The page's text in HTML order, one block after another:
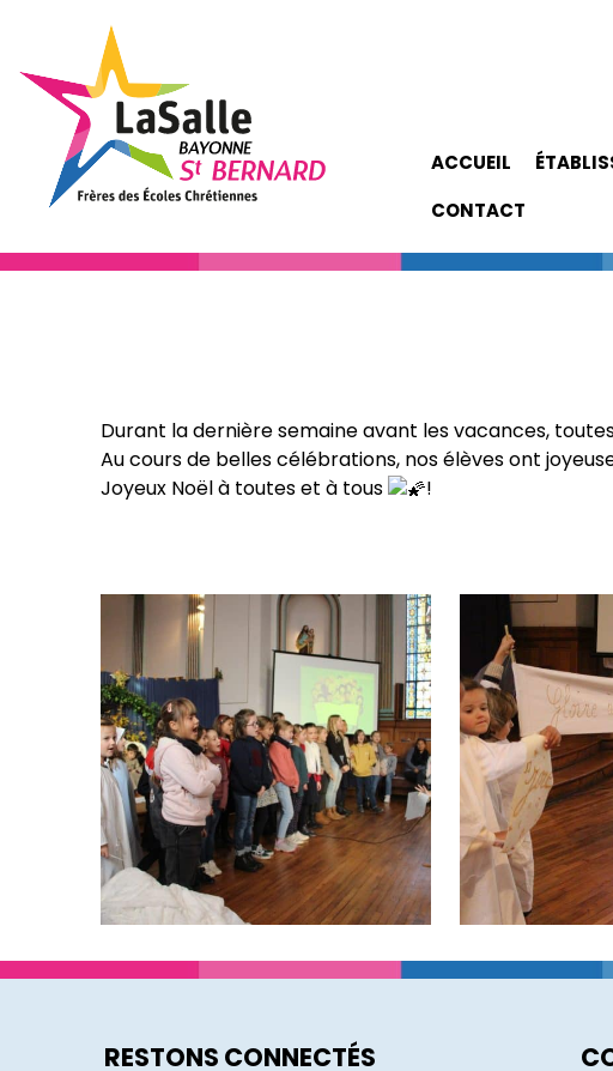
ACCUEIL
CONTACT
Durant la dernière semaine avant les vacances,
Au cours de belles célébrations, nos élèves ont
Joyeux Noël à toutes et à tous
!
RESTONS CONNECTÉS